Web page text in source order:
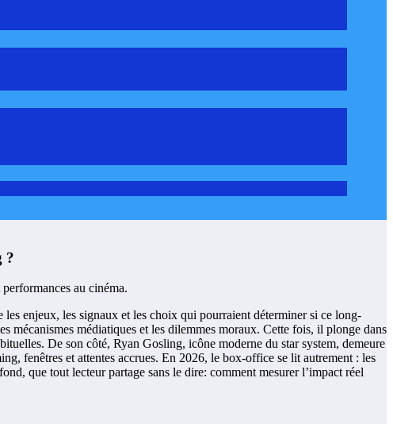
?
enjeux, les signaux et les choix qui pourraient déterminer si ce long-
mécanismes médiatiques et les dilemmes moraux. Cette fois, il plonge dans
De son côté, Ryan Gosling, icône moderne du star system, demeure
fenêtres et attentes accrues. En 2026, le box-office se lit autrement : les
que tout lecteur partage sans le dire: comment mesurer l’impact réel